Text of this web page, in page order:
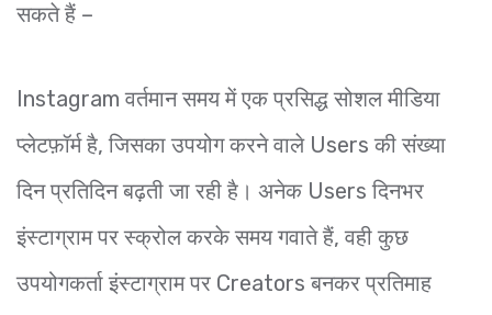
सकते हैं –
Instagram वर्तमान समय में एक प्रसिद्ध सोशल मीडिया
प्लेटफ़ॉर्म है, जिसका उपयोग करने वाले Users की संख्या
दिन प्रतिदिन बढ़ती जा रही है। अनेक Users दिनभर
इंस्टाग्राम पर स्क्रोल करके समय गवाते हैं, वही कुछ
उपयोगकर्ता इंस्टाग्राम पर Creators बनकर प्रतिमाह